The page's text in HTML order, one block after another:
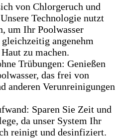
von Chlorgeruch und
Technologie nutzt
um Ihr Poolwasser
angenehm
zu machen.
Trübungen: Genießen
das frei von
anderen Verunreinigungen
Sparen Sie Zeit und
da unser System Ihr
reinigt und desinfiziert.